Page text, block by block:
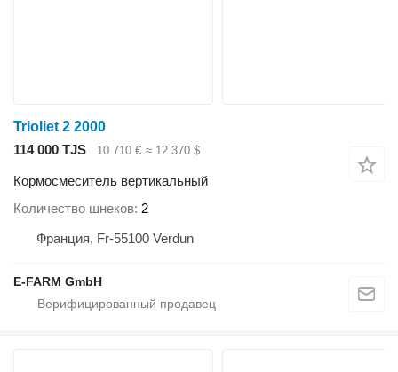
Trioliet 2 2000
114 000 TJS
10 710 € ≈ 12 370 $
Кормосмеситель вертикальный
Количество шнеков 2
Франция, Fr-55100 Verdun
E-FARM GmbH